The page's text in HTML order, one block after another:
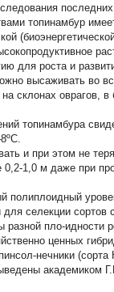
топинамбур
для роста и
высаживать во
склонах оврагов, в
топинамбура
и при этом не
1,0 м даже при
полиплоидный
селекции сортов
пло-идности
ценных
нечники
академиком